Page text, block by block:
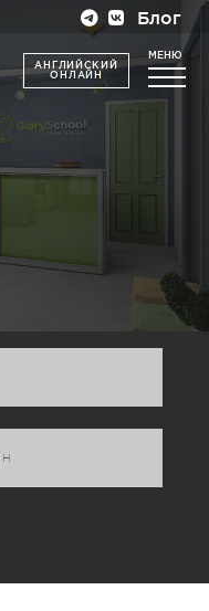
Блог
АНГЛИЙСКИЙ
ОНЛАЙН
МЕНЮ
t
e